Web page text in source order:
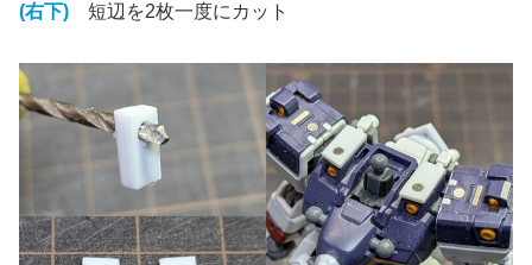
(右下) 短辺を2枚一度にカット